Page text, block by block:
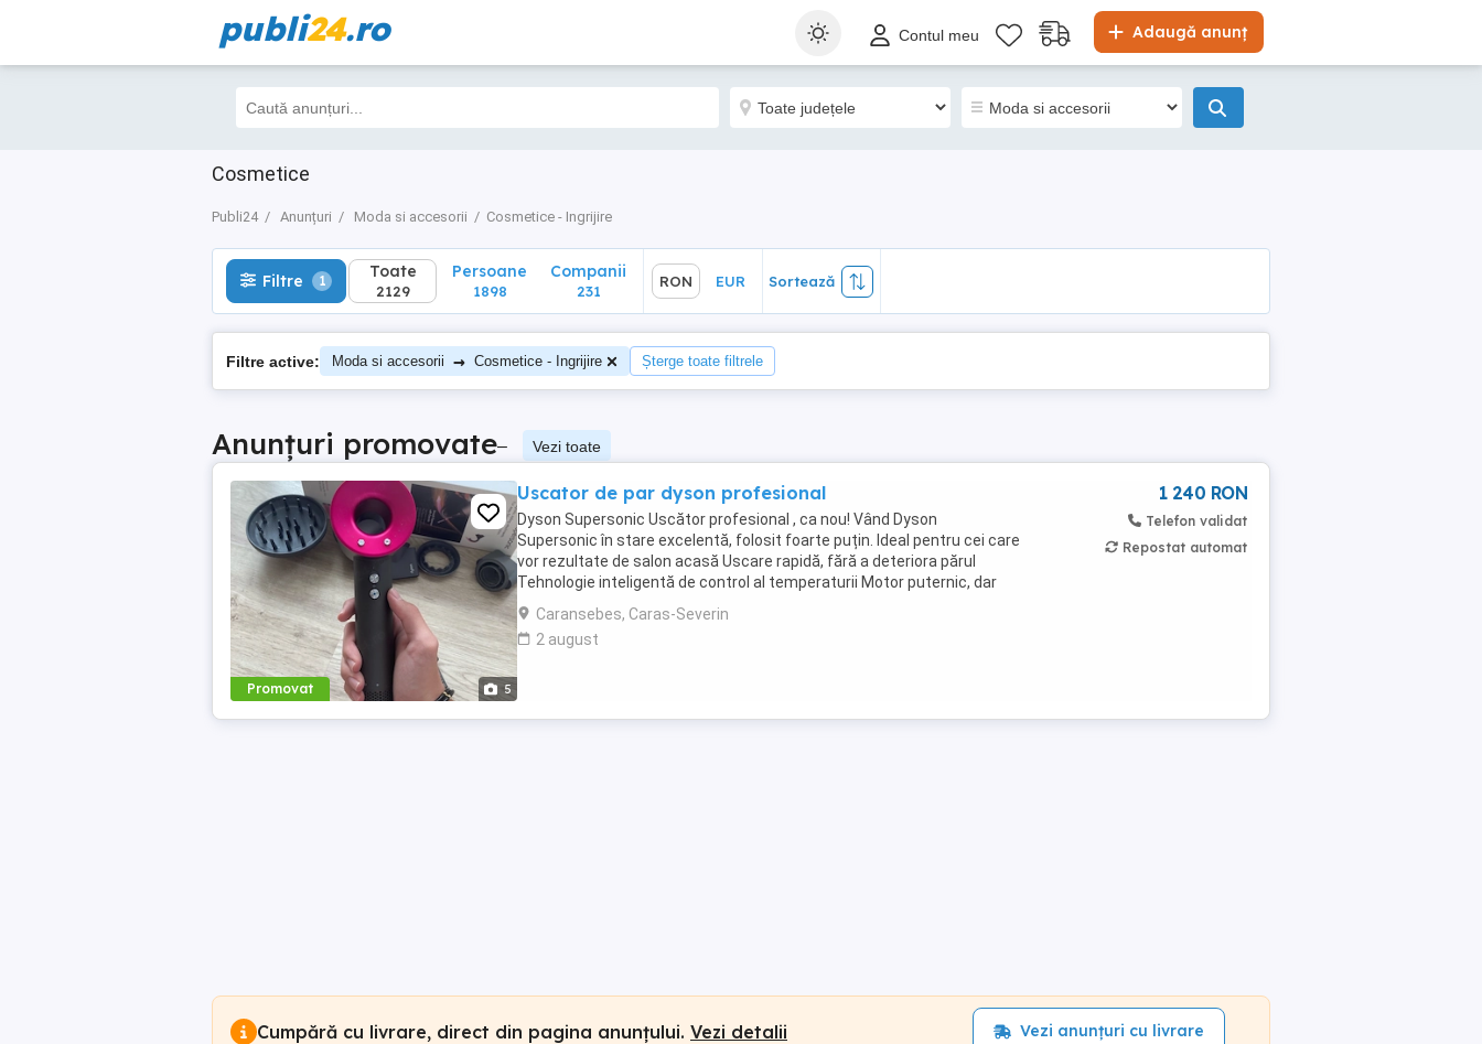
publi24.ro Adaugă anunț
Contul meu
Cosmetice
Publi24 Anunțuri Moda si accesorii Cosmetice - Ingrijire
Filtre 1 Toate
2129
Sortează
Filtre 1 Toate
2129
Persoane
1898
Companii
231
RON EUR Sortează
Filtre active: Moda si accesorii → Cosmetice - Ingrijire Șterge toate filtrele
Anunțuri promovate– Vezi toate
Promovat 5
Uscator de par dyson profesional
Dyson Supersonic Uscător profesional , ca nou! Vând Dyson
Supersonic în stare excelentă, folosit foarte puțin. Ideal pentru cei care
vor rezultate de salon acasă Uscare rapidă, fără a deteriora părul
Tehnologie inteligentă de control al temperaturii Motor puternic, dar
foarte silențios ...
Caransebes, Caras-Severin
2 august
1 240 RON
Telefon validat
Repostat automat
Cumpără cu livrare, direct din pagina anunțului. Vezi detalii Vezi anunțuri cu livrare